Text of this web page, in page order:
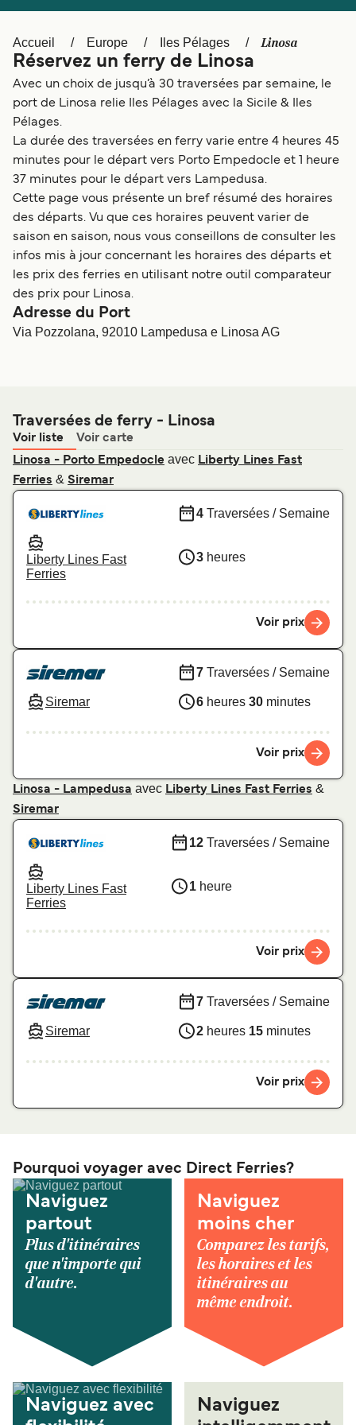
Deutschland Schweiz (DE)
Norge Україна
Indonesia
Accueil Europe Iles Pélages Linosa
Réservez un ferry de Linosa
Avec un choix de jusqu’à 30 traversées par semaine, le
port de Linosa relie Iles Pélages avec la Sicile & Iles
Pélages.
La durée des traversées en ferry varie entre 4 heures 45
minutes pour le départ vers Porto Empedocle et 1 heure
37 minutes pour le départ vers Lampedusa.
Cette page vous présente un bref résumé des horaires
des départs. Vu que ces horaires peuvent varier de
saison en saison, nous vous conseillons de consulter les
infos mis à jour concernant les horaires des départs et
les prix des ferries en utilisant notre outil comparateur
des prix pour Linosa.
Adresse du Port
Via Pozzolana, 92010 Lampedusa e Linosa AG
Traversées de ferry - Linosa
Voir liste
Voir carte
Linosa - Porto Empedocle avec Liberty Lines Fast
Ferries & Siremar
Liberty Lines Fast
Ferries
4 Traversées / Semaine
3 heures
Voir prix
Siremar
7 Traversées / Semaine
6 heures 30 minutes
Voir prix
Linosa - Lampedusa avec Liberty Lines Fast Ferries &
Siremar
Liberty Lines Fast
Ferries
12 Traversées / Semaine
1 heure
Voir prix
Siremar
7 Traversées / Semaine
2 heures 15 minutes
Voir prix
Pourquoi voyager avec Direct Ferries?
Naviguez
partout
Plus d'itinéraires
que n'importe qui
d'autre.
Naviguez
moins cher
Comparez les tarifs,
les horaires et les
itinéraires au
même endroit.
Naviguez avec
Naviguez